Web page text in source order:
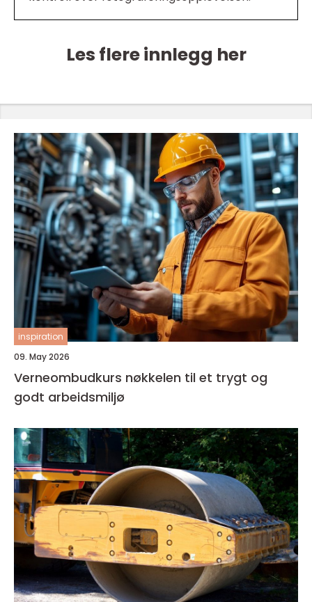
Les flere innlegg her
inspiration
09. May 2026
Verneombudkurs nøkkelen til et trygt og
godt arbeidsmiljø